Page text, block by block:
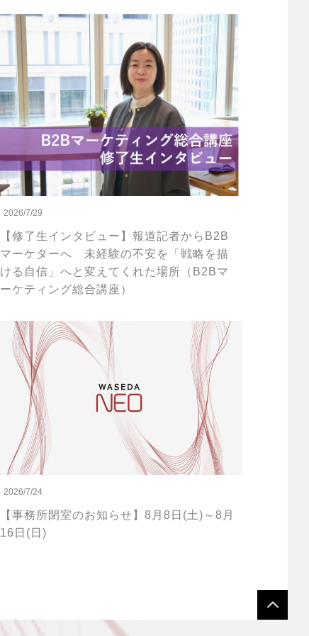
2026/7/29
【修了生インタビュー】報道記者からB2B
マーケターへ 未経験の不安を「戦略を描
ける自信」へと変えてくれた場所（B2Bマ
ーケティング総合講座）
2026/7/24
【事務所閉室のお知らせ】8月8日(土)～8月
16日(日)